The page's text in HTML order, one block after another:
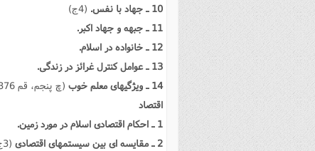
10 ـ جهاد با نفس.
(4ج)
11 ـ جبهه و جهاد اکبر.
12 ـ خانواده در اسلام.
13 ـ عوامل کنترل غرائز در زندگى.
14 ـ ویژگیهاى معلم خوب
(چ پنجم، قم 1376ش، انتشارات اخلاق)
اقتصاد
1 ـ احکام اقتصادى اسلام در مورد زمین.
2 ـ مقایسه اى بین سیستمهاى اقتصادى
(3ج)